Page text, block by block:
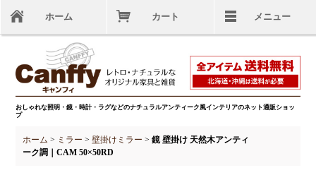
ホーム カート メニュー
おしゃれな照明・鏡・時計・ラグなどのナチュラルアンティーク風インテリアのネット通販ショッ
プ
ホーム > ミラー >壁掛けミラー >鏡 壁掛け 天然木アンティ
ーク調｜CAM 50×50RD